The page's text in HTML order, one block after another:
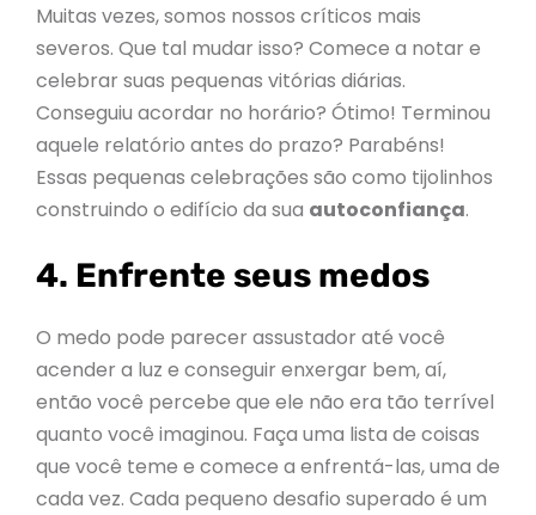
Muitas vezes, somos nossos críticos mais
severos. Que tal mudar isso? Comece a notar e
celebrar suas pequenas vitórias diárias.
Conseguiu acordar no horário? Ótimo! Terminou
aquele relatório antes do prazo? Parabéns!
Essas pequenas celebrações são como tijolinhos
construindo o edifício da sua autoconfiança.
4. Enfrente seus medos
O medo pode parecer assustador até você
acender a luz e conseguir enxergar bem, aí,
então você percebe que ele não era tão terrível
quanto você imaginou. Faça uma lista de coisas
que você teme e comece a enfrentá-las, uma de
cada vez. Cada pequeno desafio superado é um